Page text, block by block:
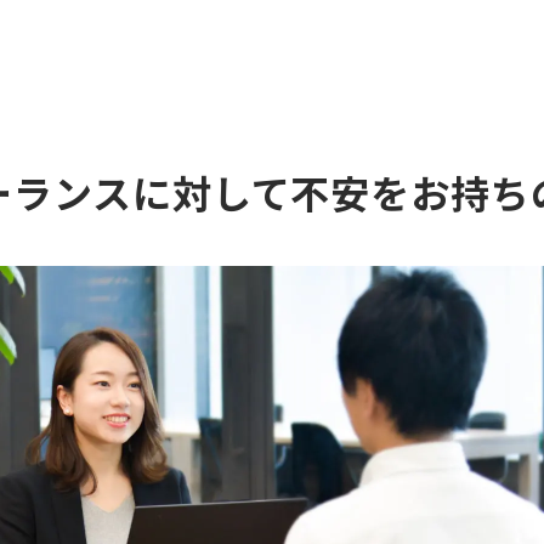
ランスに対して不安をお持ち